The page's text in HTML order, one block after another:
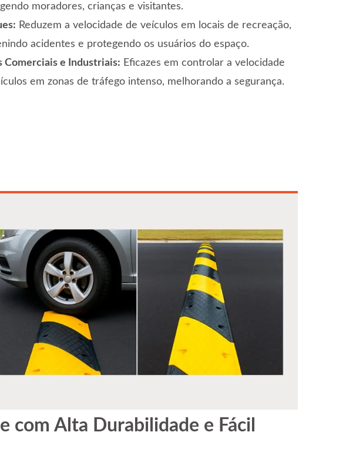
moradores, crianças e visitantes.
Reduzem a velocidade de veículos em locais de recreação,
acidentes e protegendo os usuários do espaço.
Comerciais e Industriais: Eficazes em controlar a velocidade
em zonas de tráfego intenso, melhorando a segurança.
com Alta Durabilidade e Fácil